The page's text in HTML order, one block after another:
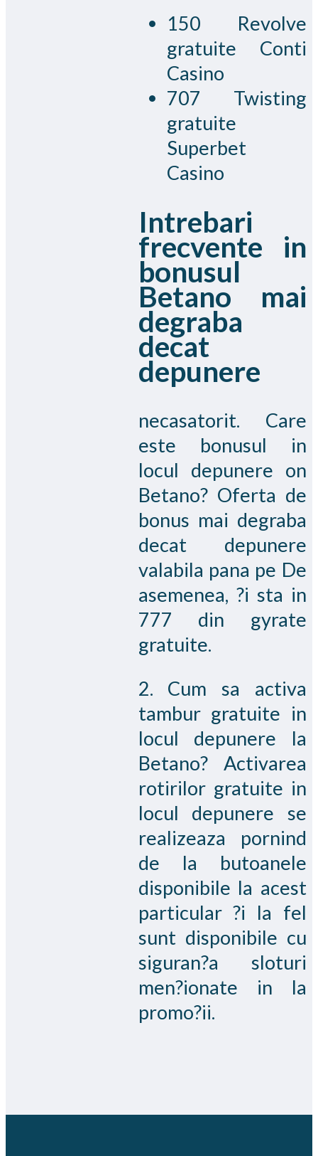
150 Revolve
gratuite Conti
Casino
707 Twisting
gratuite
Superbet
Casino
Intrebari
frecvente in
bonusul
Betano mai
degraba
decat
depunere
necasatorit. Care
este bonusul in
locul depunere on
Betano? Oferta de
bonus mai degraba
decat depunere
valabila pana pe De
asemenea, ?i sta in
777 din gyrate
gratuite.
2. Cum sa activa
tambur gratuite in
locul depunere la
Betano? Activarea
rotirilor gratuite in
locul depunere se
realizeaza pornind
de la butoanele
disponibile la acest
particular ?i la fel
sunt disponibile cu
siguran?a sloturi
men?ionate in la
promo?ii.